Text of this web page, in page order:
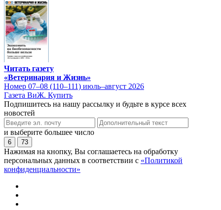
Читать газету
«Ветеринария и Жизнь»
Номер 07–08 (110–111) июль–август 2026
Газета ВиЖ. Купить
Подпишитесь на нашу рассылку и будьте в курсе всех
новостей
и выберите большее число
6 73
Нажимая на кнопку, Вы соглашаетесь на обработку
персональных данных в соответствии с «Политикой
конфиденциальности»